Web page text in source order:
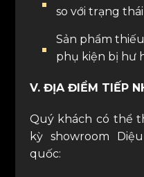
so với trạng
Sản phẩm
phụ kiện bị hư
V. ĐỊA ĐIỂM TIẾP
Quý khách có thể
kỳ showroom
quốc: